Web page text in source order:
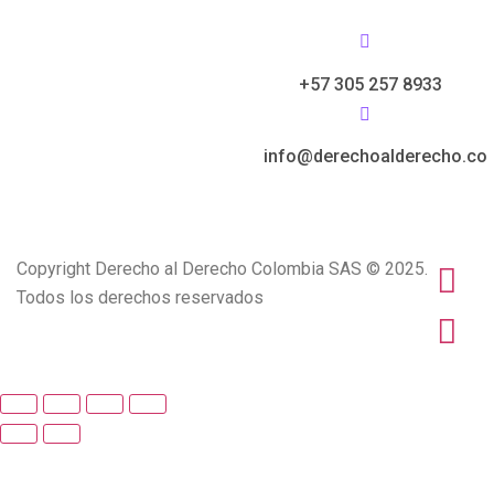
+57 305 257 8933
info@derechoalderecho.co
Copyright Derecho al Derecho Colombia SAS © 2025.
Todos los derechos reservados